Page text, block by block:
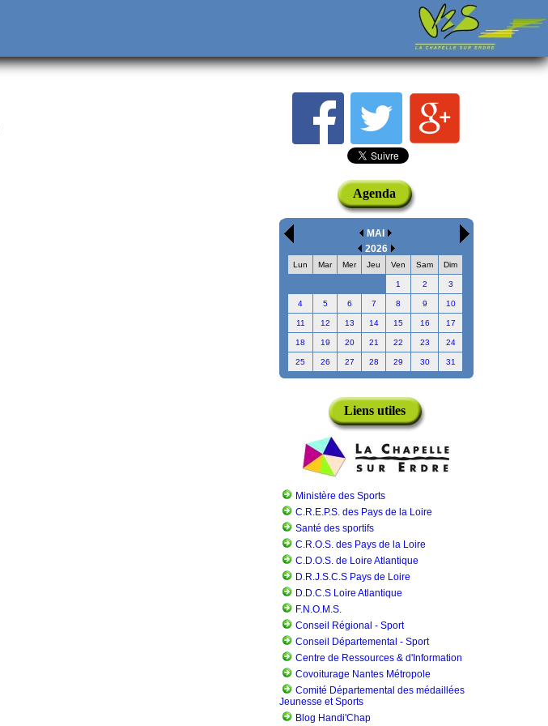
Agenda
MAI
2026
Lun Mar Mer Jeu Ven Sam Dim
1 2 3
4 5 6 7 8 9 10
11 12 13 14 15 16 17
18 19 20 21 22 23 24
25 26 27 28 29 30 31
Liens utiles
Ministère des Sports
C.R.E.P.S. des Pays de la Loire
Santé des sportifs
C.R.O.S. des Pays de la Loire
C.D.O.S. de Loire Atlantique
D.R.J.S.C.S Pays de Loire
D.D.C.S Loire Atlantique
F.N.O.M.S.
Conseil Régional - Sport
Conseil Départemental - Sport
Centre de Ressources & d'Information
Covoiturage Nantes Métropole
Comité Départemental des médaillées
Jeunesse et Sports
Blog Handi'Chap